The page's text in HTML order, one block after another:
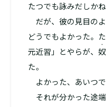
たつでも詠みだしか
だが、彼の見目の
どうでもよかった。
元近習」とやらが、 奴
・
た。
よかった、あいつで
それが分かった途